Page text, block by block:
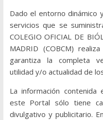
Dado el entorno dinámico
servicios que se
COLEGIO OFICIAL DE
MADRID (COBCM)
garantiza la completa
utilidad y/o actualidad de
La información contenida
este Portal sólo tiene
divulgativo y publicitario.